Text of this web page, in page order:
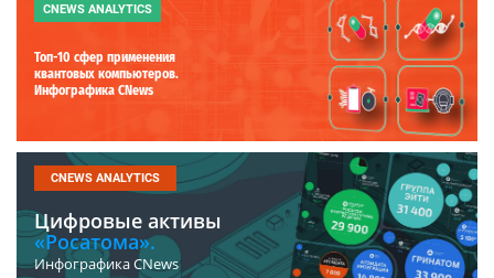
CNEWS ANALYTICS
Топ-10 сфер применения
квантовых компьютеров.
Инфографика CNews
CNEWS ANALYTICS
Цифровые активы
«Росатома».
Инфографика CNews